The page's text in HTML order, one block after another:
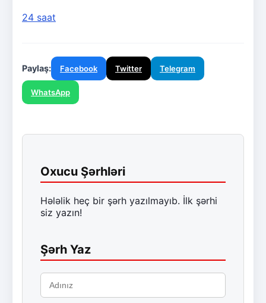
24 saat
Paylaş: Facebook Twitter Telegram
WhatsApp
Oxucu Şərhləri
Hələlik heç bir şərh yazılmayıb. İlk şərhi
siz yazın!
Şərh Yaz